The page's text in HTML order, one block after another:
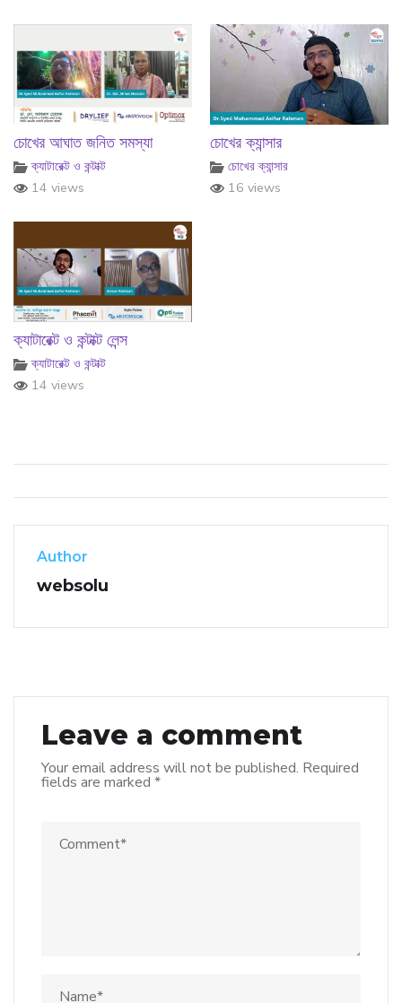
চোখের আঘাত জনিত সমস্যা
ক্যাটারেক্ট ও কন্টাক্ট
14 views
চোখের ক্যান্সার
চোখের ক্যান্সার
16 views
ক্যাটারেক্ট ও কন্টাক্ট লেন্স
ক্যাটারেক্ট ও কন্টাক্ট
14 views
Author
websolu
Leave a comment
Your email address will not be published. Required
fields are marked *